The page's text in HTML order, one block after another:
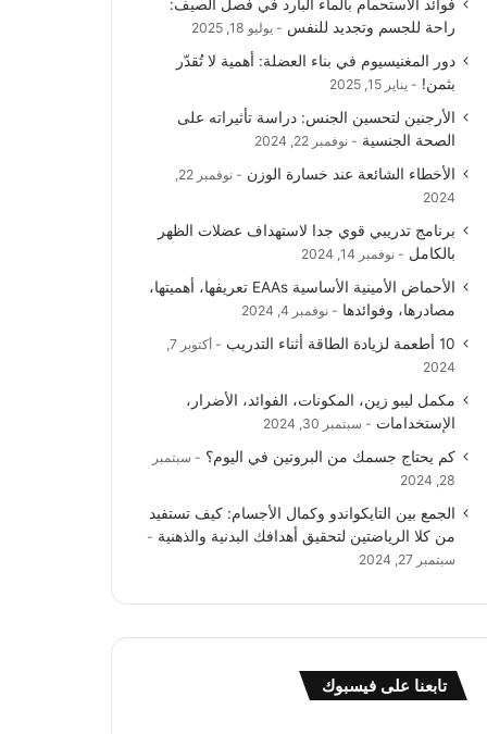
و
ك
T
u
b
e
ق
ر
ا
ا
ل
م
ع
R
فوائد الاستحمام بالماء البارد في فصل الصيف:
راحة للجسم وتجديد للنفس
يوليو 18, 2025
دور المغنيسيوم في بناء العضلة: أهمية لا تُقدّر
بثمن!
يناير 15, 2025
الأرجنين لتحسين الجنس: دراسة تأثيراته على
الصحة الجنسية
نوفمبر 22, 2024
الأخطاء الشائعة عند خسارة الوزن
نوفمبر 22,
2024
برنامج تدريبي قوي جدا لاستهداف عضلات الظهر
بالكامل
نوفمبر 14, 2024
الأحماض الأمينية الأساسية EAAs تعريفها، أهميتها،
مصادرها، وفوائدها
نوفمبر 4, 2024
10 أطعمة لزيادة الطاقة أثناء التدريب
أكتوبر 7,
2024
مكمل ليبو زين، المكونات، الفوائد، الأضرار،
الإستخدامات
سبتمبر 30, 2024
كم يحتاج جسمك من البروتين في اليوم؟
سبتمبر
28, 2024
الجمع بين التايكواندو وكمال الأجسام: كيف تستفيد
من كلا الرياضتين لتحقيق أهدافك البدنية والذهنية
سبتمبر 27, 2024
تابعنا على فيسبوك